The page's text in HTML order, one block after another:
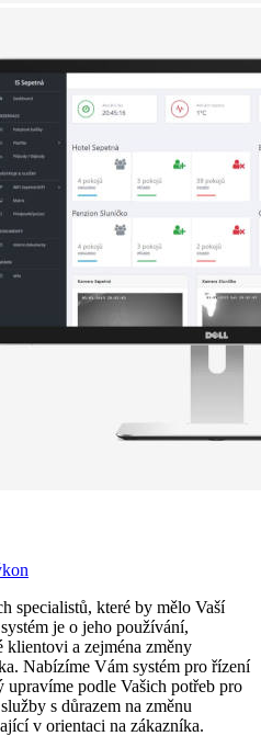
specialistů, které by mělo Vaší
je o jeho používání,
klientovi a zejména změny
Nabízíme Vám systém pro řízení
podle Vašich potřeb pro
s důrazem na změnu
v orientaci na zákazníka.